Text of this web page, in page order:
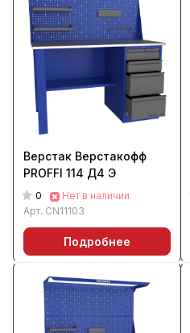
Верстак Верстакофф
PROFFI 114 Д4 Э
0
Нет в наличии
Арт. CN11103
Подробнее